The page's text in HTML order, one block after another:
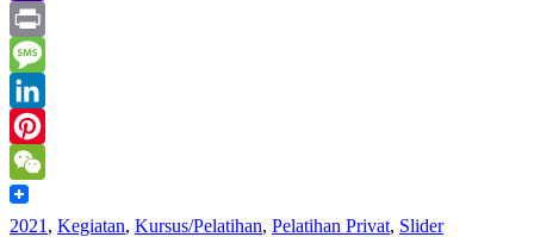
Yahoo
Mail
Print
Message
LinkedIn
Pinterest
WeChat
2021 , Kegiatan, Kursus/Pelatihan, Pelatihan Privat, Slider